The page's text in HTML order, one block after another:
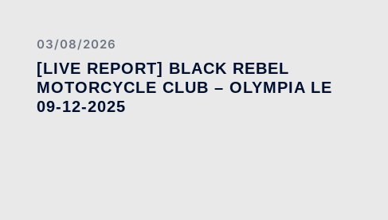
03/08/2026
[LIVE REPORT] BLACK REBEL
MOTORCYCLE CLUB – OLYMPIA LE
09-12-2025